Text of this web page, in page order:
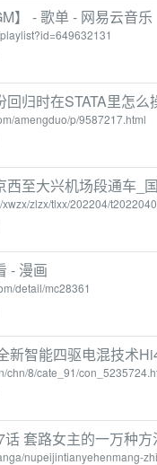
】 - 歌单 - 网易云音乐
归时在STATA里怎
amengduo/p/9587217.html
西至大兴机场段通车_
xwzx/zlzx/tlxx/202204/
- 漫画
detail/mc28361
新智能四驱电混技术
chn/8/cate_91/
套路女主的一万种方
nupeijintianyehenmang-